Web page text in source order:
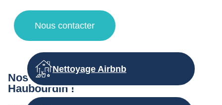
Nous contacter
Nos autres prestations d’entretien à
Haubourdin !
Nettoyage Airbnb